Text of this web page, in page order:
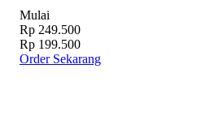
Mulai
Rp 249.500
Rp 199.500
Order Sekarang